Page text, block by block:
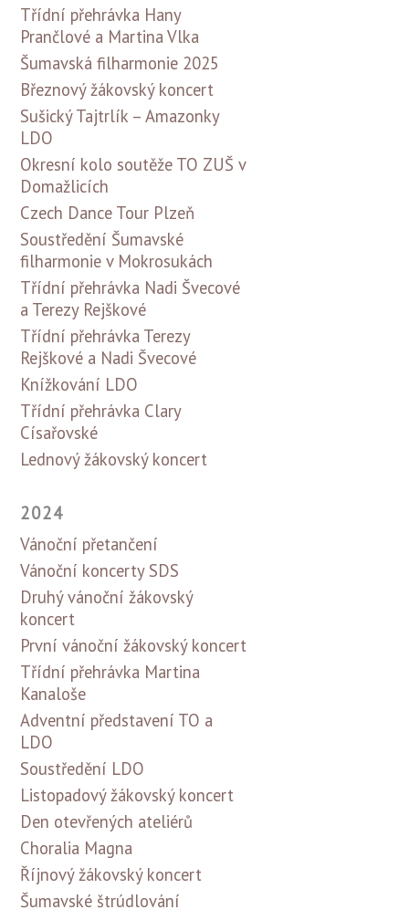
Třídní přehrávka Hany
Prančlové a Martina Vlka
Šumavská filharmonie 2025
Březnový žákovský koncert
Sušický Tajtrlík – Amazonky
LDO
Okresní kolo soutěže TO ZUŠ v
Domažlicích
Czech Dance Tour Plzeň
Soustředění Šumavské
filharmonie v Mokrosukách
Třídní přehrávka Nadi Švecové
a Terezy Rejškové
Třídní přehrávka Terezy
Rejškové a Nadi Švecové
Knížkování LDO
Třídní přehrávka Clary
Císařovské
Lednový žákovský koncert
2024
Vánoční přetančení
Vánoční koncerty SDS
Druhý vánoční žákovský
koncert
První vánoční žákovský koncert
Třídní přehrávka Martina
Kanaloše
Adventní představení TO a
LDO
Soustředění LDO
Listopadový žákovský koncert
Den otevřených ateliérů
Choralia Magna
Říjnový žákovský koncert
Šumavské štrúdlování